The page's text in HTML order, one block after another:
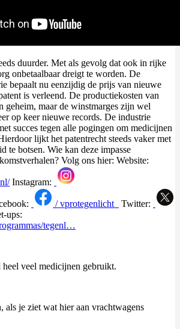
duurder. Met als gevolg dat ook in rijke
onbetaalbaar dreigt te worden. De
bepaalt nu eenzijdig de prijs van nieuwe
is verleend. De productiekosten van
geheim, maar de winstmarges zijn wel
op keer nieuwe records. De industrie
succes tegen alle pogingen om medicijnen
lijkt het patentrecht steeds vaker met
te botsen. Wie kan deze impasse
Volg ons hier: Website:
Instagram:
/ vprotegenlicht
Twitter:
ups:
tegenl…
veel medicijnen gebruikt.
als je ziet wat hier aan vrachtwagens